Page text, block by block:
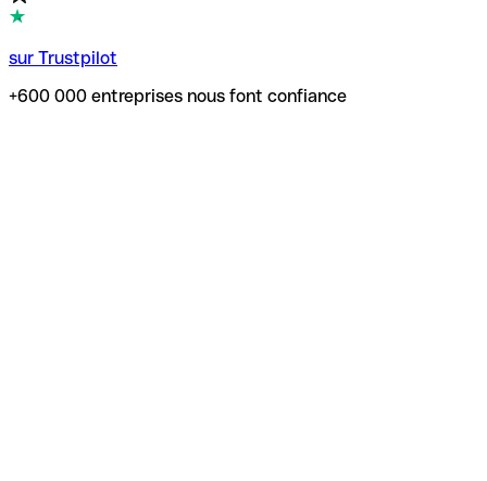
sur Trustpilot
+600 000 entreprises nous font confiance